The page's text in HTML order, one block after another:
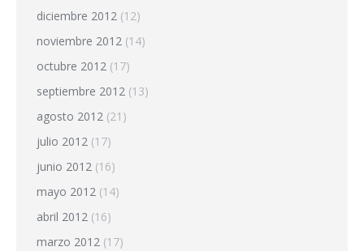
diciembre 2012 (12)
noviembre 2012 (14)
octubre 2012 (17)
septiembre 2012 (13)
agosto 2012 (21)
julio 2012 (17)
junio 2012 (16)
mayo 2012 (14)
abril 2012 (16)
marzo 2012 (17)